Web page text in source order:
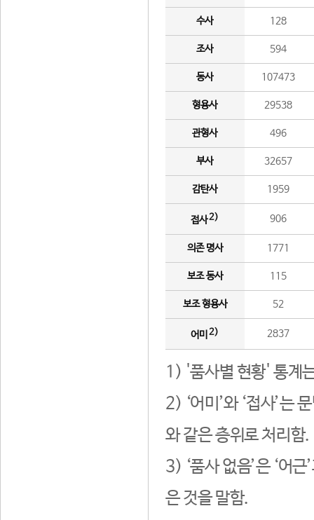
수사 128
조사 594
동사 107473
형용사 29538
관형사 496
부사 32657
감탄사 1959
접사2) 906
의존 명사 1771
보조 동사 115
보조 형용사 52
어미 2) 2837
1) '품사별 현황' 통계
2) ‘어미’와 ‘접사’는
와 같은 층위로 처리함.
3) ‘품사 없음’은 ‘어
은 것을 말함.